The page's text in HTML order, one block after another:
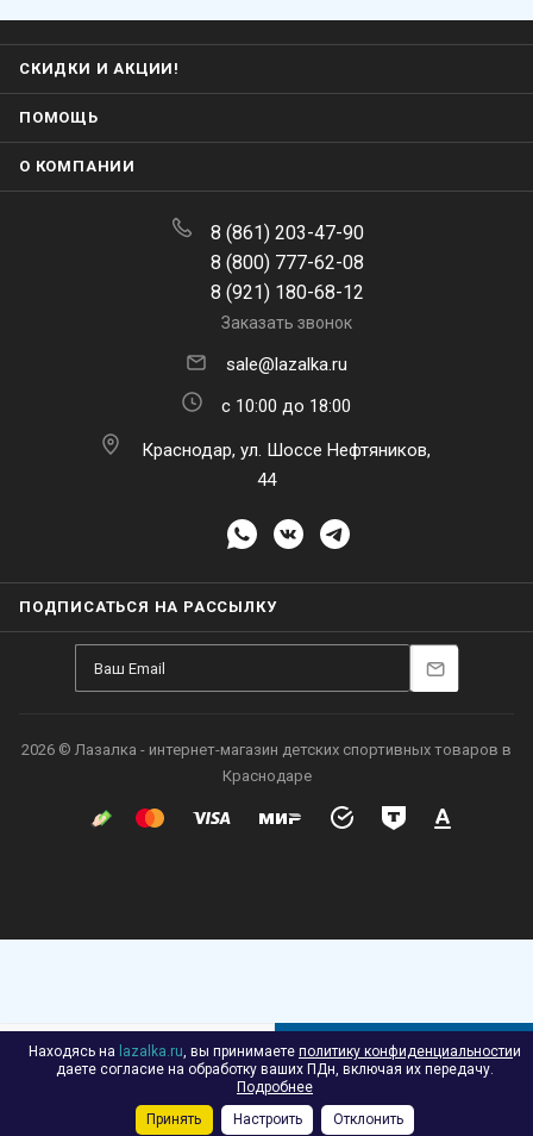
В КОРЗИНУ
СКИДКИ И АКЦИИ!
ПОМОЩЬ
О КОМПАНИИ
8 (861) 203-47-90
8 (800) 777-62-08
8 (921) 180-68-12
Заказать звонок
sale@lazalka.ru
с 10:00 до 18:00
Краснодар, ул. Шоссе Нефтяников,
44
ПОДПИСАТЬСЯ НА РАССЫЛКУ
2026 © Лазалка - интернет-магазин детских спортивных товаров в
Краснодаре
Находясь на lazalka.ru, вы принимаете политику конфиденциальностии
даете согласие на обработку ваших ПДн, включая их передачу.
Подробнее
Принять
Настроить Отклонить
Акции Корзина Контакты Сравнение